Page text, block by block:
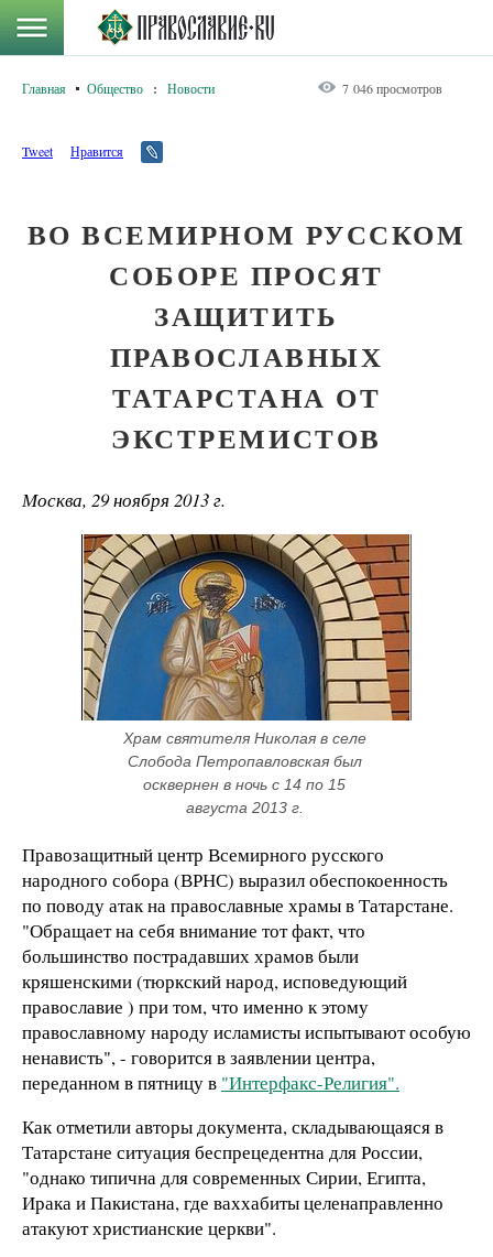
Главная Общество : Новости 7 046 просмотров
Tweet Нравится
ВО ВСЕМИРНОМ РУССКОМ
СОБОРЕ ПРОСЯТ
ЗАЩИТИТЬ
ПРАВОСЛАВНЫХ
ТАТАРСТАНА ОТ
ЭКСТРЕМИСТОВ
Москва, 29 ноября 2013 г.
Храм святителя Николая в селе
Слобода Петропавловская был
осквернен в ночь с 14 по 15
августа 2013 г.
Правозащитный центр Всемирного русского
народного собора (ВРНС) выразил обеспокоенность
по поводу атак на православные храмы в Татарстане.
"Обращает на себя внимание тот факт, что
большинство пострадавших храмов были
кряшенскими (тюркский народ, исповедующий
православие ) при том, что именно к этому
православному народу исламисты испытывают особую
ненависть", - говорится в заявлении центра,
переданном в пятницу в "Интерфакс-Религия".
Как отметили авторы документа, складывающаяся в
Татарстане ситуация беспрецедентна для России,
"однако типична для современных Сирии, Египта,
Ирака и Пакистана, где ваххабиты целенаправленно
атакуют христианские церкви".